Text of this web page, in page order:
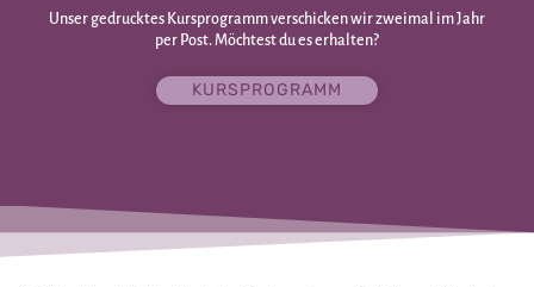
Unser gedrucktes Kursprogramm verschicken wir zweimal im Jahr
per Post. Möchtest du es erhalten?
KURSPROGRAMM